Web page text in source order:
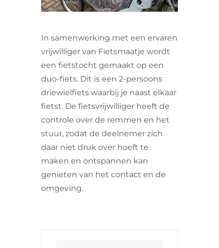
In samenwerking met een ervaren
vrijwilliger van Fietsmaatje wordt
een fietstocht gemaakt op een
duo-fiets. Dit is een 2-persoons
driewielfiets waarbij je naast elkaar
fietst. De fietsvrijwilliger heeft de
controle over de remmen en het
stuur, zodat de deelnemer zich
daar niet druk over hoeft te
maken en ontspannen kan
genieten van het contact en de
omgeving.